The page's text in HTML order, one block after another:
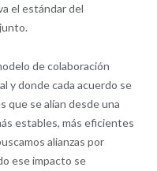
el estándar del
de colaboración
y donde cada acuerdo se
que se alían desde una
estables, más eficientes
alianzas por
ese impacto se